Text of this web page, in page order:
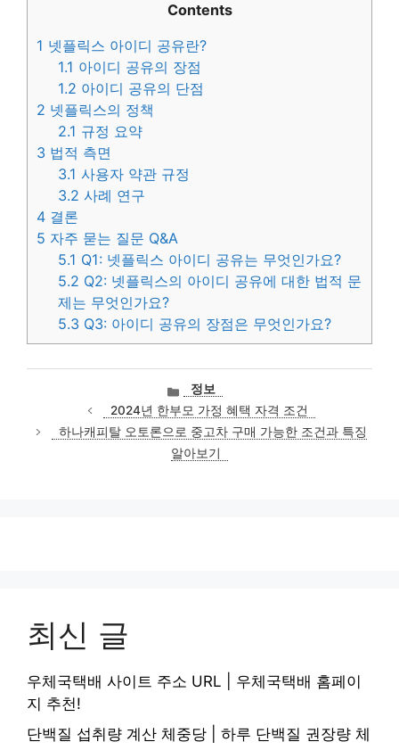
Contents
1 넷플릭스 아이디 공유란?
1.1 아이디 공유의 장점
1.2 아이디 공유의 단점
2 넷플릭스의 정책
2.1 규정 요약
3 법적 측면
3.1 사용자 약관 규정
3.2 사례 연구
4 결론
5 자주 묻는 질문 Q&A
5.1 Q1: 넷플릭스 아이디 공유는 무엇인가요?
5.2 Q2: 넷플릭스의 아이디 공유에 대한 법적 문
제는 무엇인가요?
5.3 Q3: 아이디 공유의 장점은 무엇인가요?
카
테
고
리
정보
2024년 한부모 가정 혜택 자격 조건
하나캐피탈 오토론으로 중고차 구매 가능한 조건과 특징
알아보기
최신 글
우체국택배 사이트 주소 URL | 우체국택배 홈페이
지 추천!
단백질 섭취량 계산 체중당 | 하루 단백질 권장량 체